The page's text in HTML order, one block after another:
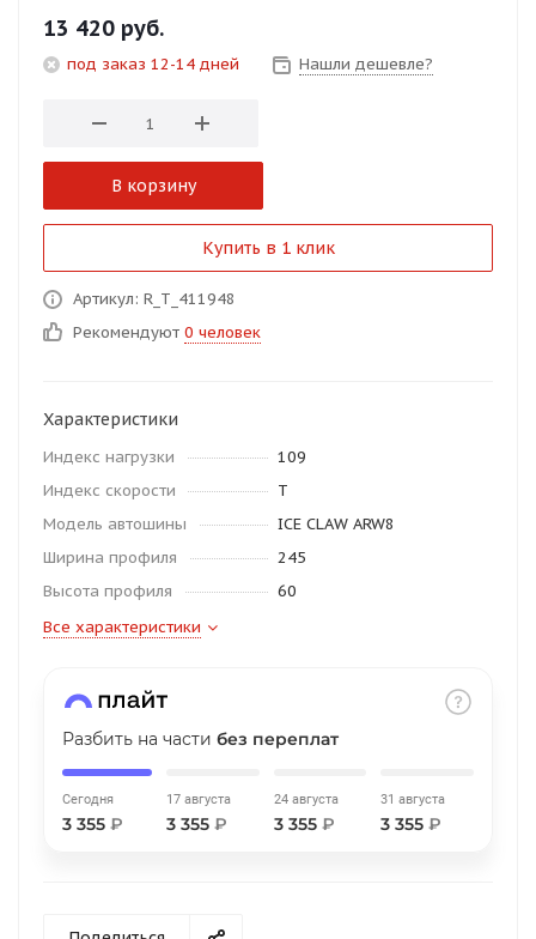
13 420 руб.
под заказ 12-14 дней Нашли дешевле?
В корзину
Купить в 1 клик
Артикул: R_T_411948
Рекомендуют 0 человек
Характеристики
Индекс нагрузки
109
Индекс скорости
T
Модель автошины
ICE CLAW ARW8
Ширина профиля
245
Высота профиля
60
Все характеристики
Разбить на части без переплат
Сегодня
3 355 ₽
17 августа
3 355 ₽
24 августа
3 355 ₽
31 августа
3 355₽
Оставшиеся 75
% будут
% каждые 2 недели
об оплате Плайтом
недели
plait.ru